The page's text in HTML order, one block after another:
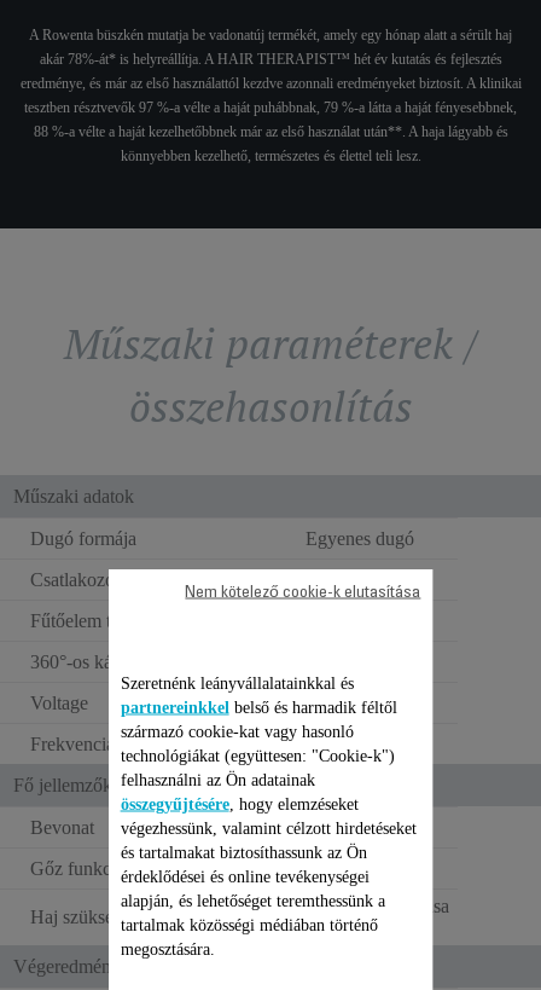
A Rowenta büszkén mutatja be vadonatúj termékét, amely egy hónap alatt a sérült haj
akár 78%-át* is helyreállítja. A HAIR THERAPIST™ hét év kutatás és fejlesztés
eredménye, és már az első használattól kezdve azonnali eredményeket biztosít. A klinikai
tesztben résztvevők 97 %-a vélte a haját puhábbnak, 79 %-a látta a haját fényesebbnek,
88 %-a vélte a haját kezelhetőbbnek már az első használat után**. A haja lágyabb és
könnyebben kezelhető, természetes és élettel teli lesz.
Műszaki paraméterek /
összehasonlítás
Műszaki adatok
Dugó formája
Egyenes dugó
Csatlakozóaljzat típusa
Fűtőelem típusa
360°-os kábel
Voltage
220–240 V
Frekvencia
50–60 Hz
Fő jellemzők
Bevonat
Keratin
Gőz funkció
Haj szükségletek
Hajrostok hejreállítása
Végeredmény/ Használat
Szeretnénk leányvállalatainkkal és
partnereinkkel belső és harmadik féltől
származó cookie-kat vagy hasonló
technológiákat (együttesen: "Cookie-k")
felhasználni az Ön adatainak
összegyűjtésére, hogy elemzéseket
végezhessünk, valamint célzott hirdetéseket
és tartalmakat biztosíthassunk az Ön
érdeklődései és online tevékenységei
alapján, és lehetőséget teremthessünk a
tartalmak közösségi médiában történő
megosztására.
Nem kötelező cookie-k elutasítása